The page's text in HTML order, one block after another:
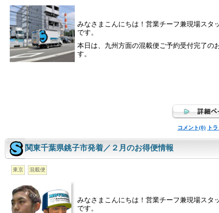
みなさまこんにちは！営業チーフ兼現場スタ
です。
本日は、九州方面の混載便ご予約受付完了の
す。
コメント(0) ト
関東千葉県銚子市発着／２月のお得便情報
東京 混載便
みなさまこんにちは！営業チーフ兼現場スタ
です。